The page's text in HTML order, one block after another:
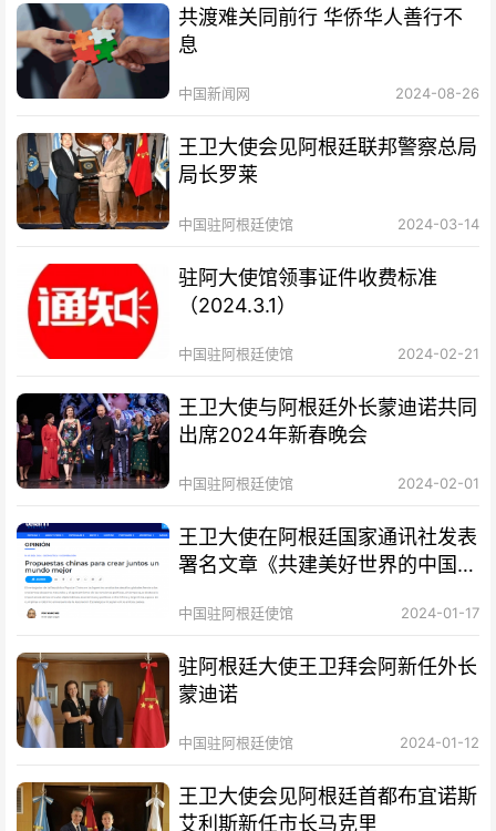
共渡难关同前行 华侨华人善行不
息
中国新闻网 2024-08-26
王卫大使会见阿根廷联邦警察总局
局长罗莱
中国驻阿根廷使馆 2024-03-14
驻阿大使馆领事证件收费标准
（2024.3.1）
中国驻阿根廷使馆 2024-02-21
王卫大使与阿根廷外长蒙迪诺共同
出席2024年新春晚会
中国驻阿根廷使馆 2024-02-01
王卫大使在阿根廷国家通讯社发表
署名文章《共建美好世界的中国方
中国驻阿根廷使馆 2024-01-17
驻阿根廷大使王卫拜会阿新任外长
蒙迪诺
中国驻阿根廷使馆 2024-01-12
王卫大使会见阿根廷首都布宜诺斯
艾利斯新任市长马克里